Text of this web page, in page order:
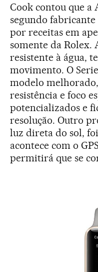
Cook contou que a
segundo
por receitas em
somente da Rolex.
resistente à água,
movimento. O
modelo
resistência e foco
potencializados e
resolução. Outro
luz direta do sol,
acontece com o
permitirá que se